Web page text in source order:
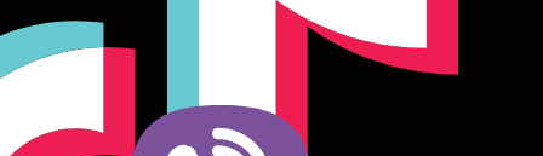
dormitor și grădină. Calitate, funcționalitate și design
modern pentru orice spațiu.Îți punem la dispoziție soluții
complete de amenajare direct de la producător, cu garanție
extinsă și consultanță gratuită pentru proiectul tău